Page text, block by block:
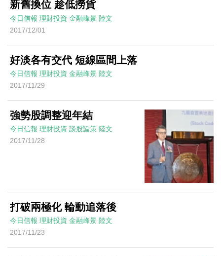
新舊換位 趁低撈貨
今日信報 理財投資 金融峰景 陸文
2017/12/01
好淡各有交代 短線區間上落
今日信報 理財投資 金融峰景 陸文
2017/11/29
強勢股調整迎年結
今日信報 理財投資 談股論策 陸文
2017/11/28
打破兩極化 輪動追落後
今日信報 理財投資 金融峰景 陸文
2017/11/23